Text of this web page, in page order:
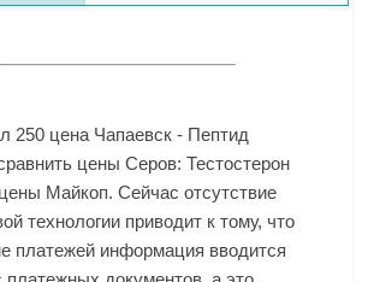
250 цена Чапаевск - Пептид
цены Серов: Тестостерон
Майкоп. Сейчас отсутствие
технологии приводит к тому, что
платежей информация вводится